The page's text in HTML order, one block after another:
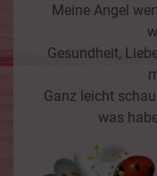
Meine Angel
Gesundheit,
Ganz leicht
was